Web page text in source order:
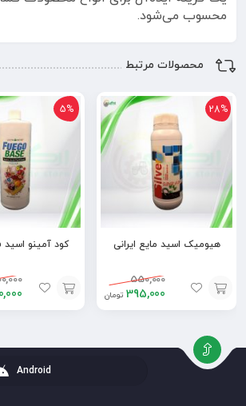
محسوب می‌شود.
محصولات مرتبط
28%
هیومیک اسید مایع ایرانی
550,000
395,000 تومان
افزودن
به
سبد
5%
کود آمینو
افزودن
Android